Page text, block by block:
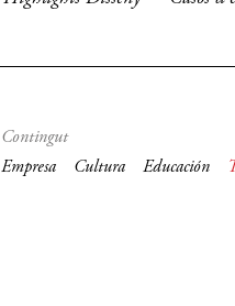
Contingut
Empresa
Cultura Educación